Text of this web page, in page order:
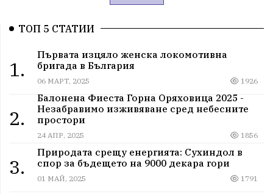
ТОП 5 СТАТИИ
1.
Първата изцяло женска локомотивна
бригада в България
06 МАРТ, 2025 1926
2.
Балонена Фиеста Горна Оряховица 2025 -
Незабравимо изживяване сред небесните
простори
24 АПР, 2025 1856
3.
Природата срещу енергията: Сухиндол в
спор за бъдещето на 9000 декара гори
01 МАЙ, 2025 1791